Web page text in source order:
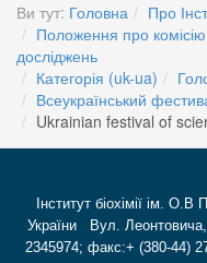
Ви тут: Головна
Про
Положення про комісію
досліджень
Категорія (uk-ua)
Всеукраїнський
Ukrainian festival of
Інститут біохімії ім.
України Вул.
2345974; факс:+ (380-44)